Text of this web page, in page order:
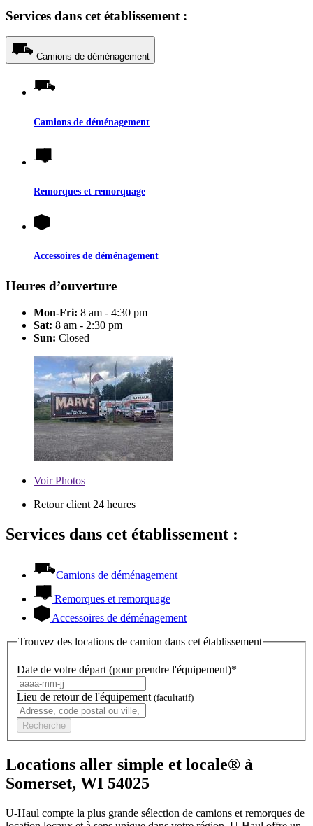
Services dans cet établissement :
Camions de déménagement
Camions de déménagement
Remorques et remorquage
Accessoires de déménagement
Heures d’ouverture
Mon-Fri: 8 am - 4:30 pm
Sat: 8 am - 2:30 pm
Sun: Closed
VoirPhotos
Retour client 24 heures
Services dans cet établissement :
Camions de déménagement
Remorques et remorquage
Accessoires de déménagement
Trouvez des locations de camion dans cet établissement
Date de votre départ (pour prendre l'équipement)*
Lieu de retour de l'équipement (facultatif)
Recherche
Locations aller simple et locale® à
Somerset, WI 54025
U-Haul compte la plus grande sélection de camions et remorques de